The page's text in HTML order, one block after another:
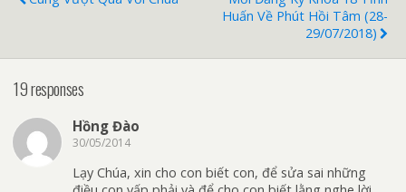
Huấn Về Phút Hồi Tâm (28-
29/07/2018)
19 responses
Hồng Đào
30/05/2014
Lạy Chúa, xin cho con biết con, để sửa sai những